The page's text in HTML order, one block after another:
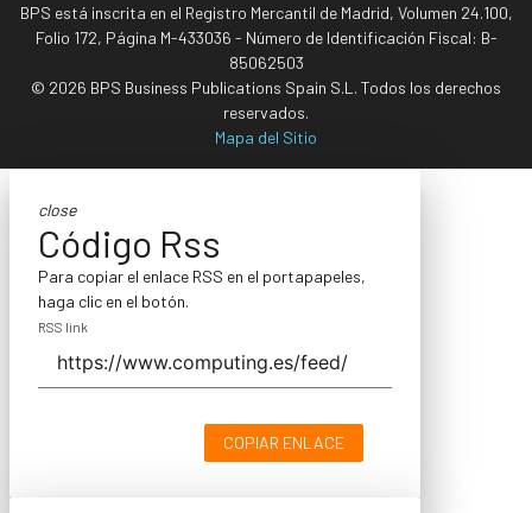
BPS está inscrita en el Registro Mercantil de Madrid, Volumen 24.100,
Folio 172, Página M-433036 - Número de Identificación Fiscal: B-
85062503
© 2026 BPS Business Publications Spain S.L. Todos los derechos
reservados.
Mapa del Sitio
close
Código Rss
Para copiar el enlace RSS en el portapapeles,
haga clic en el botón.
RSS link
COPIAR ENLACE